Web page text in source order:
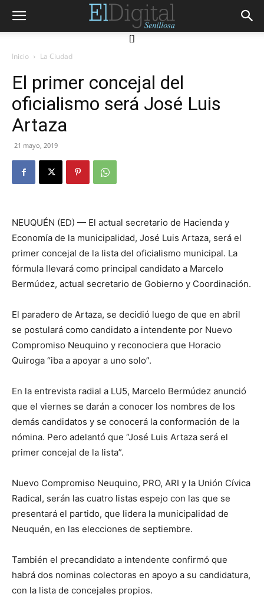
[]
Inicio La Ciudad
El primer concejal del
oficialismo será José Luis
Artaza
21 mayo, 2019
NEUQUÉN (ED) — El actual secretario de Hacienda y
Economía de la municipalidad, José Luis Artaza, será el
primer concejal de la lista del oficialismo municipal. La
fórmula llevará como principal candidato a Marcelo
Bermúdez, actual secretario de Gobierno y Coordinación.
El paradero de Artaza, se decidió luego de que en abril
se postulará como candidato a intendente por Nuevo
Compromiso Neuquino y reconociera que Horacio
Quiroga “iba a apoyar a uno solo”.
En la entrevista radial a LU5, Marcelo Bermúdez anunció
que el viernes se darán a conocer los nombres de los
demás candidatos y se conocerá la conformación de la
nómina. Pero adelantó que “José Luis Artaza será el
primer concejal de la lista”.
Nuevo Compromiso Neuquino, PRO, ARI y la Unión Cívica
Radical, serán las cuatro listas espejo con las que se
presentará el partido, que lidera la municipalidad de
Neuquén, en las elecciones de septiembre.
También el precandidato a intendente confirmó que
habrá dos nominas colectoras en apoyo a su candidatura,
con la lista de concejales propios.